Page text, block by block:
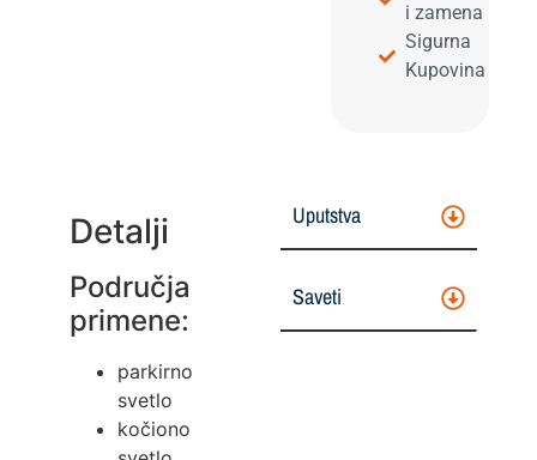
i zamena
Sigurna
Kupovina
Detalji
Područja
primene:
parkirno
svetlo
kočiono
Uputstva
Saveti